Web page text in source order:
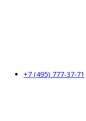
+7 (495) 777-37-71